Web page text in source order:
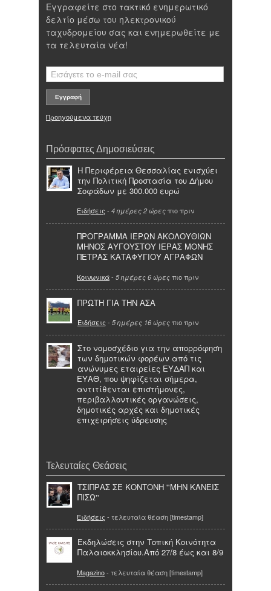
Εγγραφείτε στο τακτικό ενημερωτικό
δελτίο μέσω του ηλεκτρονικού
ταχυδρομείου σας και ενημερωθείτε με
τα τελευταία νέα!
Προηγούμενα τεύχη
Πρόσφατες Δημοσιεύσεις
Η Περιφέρεια Θεσσαλίας ενισχύει
την Πολιτική Προστασία του Δήμου
Σοφάδων με 300.000 ευρώ
Ειδήσεις - 4 ημέρες 2 ώρες πιο πριν
ΠΡΟΓΡΑΜΜΑ ΙΕΡΩΝ ΑΚΟΛΟΥΘΙΩΝ
ΜΗΝΟΣ ΑΥΓΟΥΣΤΟΥ ΙΕΡΑΣ ΜΟΝΗΣ
ΠΕΤΡΑΣ ΚΑΤΑΦΥΓΙΟΥ ΑΓΡΑΦΩΝ
Κοινωνικά- 5 ημέρες 6 ώρες πιο πριν
ΠΡΩΤΗ ΓΙΑ ΤΗΝ ΑΣΑ
Ειδήσεις - 5 ημέρες 16 ώρες πιο πριν
Στο νομοσχέδιο για την απορρόφηση
των δημοτικών φορέων από τις
ανώνυμες εταιρείες ΕΥΔΑΠ και
ΕΥΑΘ, που ψηφίζεται σήμερα,
αντιτίθενται επιστήμονες,
περιβαλλοντικές οργανώσεις,
δημοτικές αρχές και δημοτικές
επιχειρήσεις ύδρευσης
Τελευταίες Θεάσεις
ΤΣΙΠΡΑΣ ΣΕ ΚΟΝΤΟΝΗ ''ΜΗΝ ΚΑΝΕΙΣ
ΠΙΣΩ''
Ειδήσεις - τελευταία θέαση [timestamp]
Εκδηλώσεις στην Τοπική Κοινότητα
Παλαιοκκλησίου.Από 27/8 έως και 8/9
Magazino- τελευταία θέαση [timestamp]